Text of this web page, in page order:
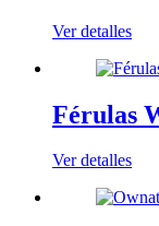
Ver detalles
Férulas
Ver detalles